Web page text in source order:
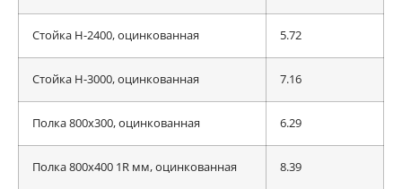
Стойка H-2400, оцинкованная 5.72
Стойка H-3000, оцинкованная 7.16
Полка 800x300, оцинкованная 6.29
Полка 800x400 1R мм, оцинкованная 8.39